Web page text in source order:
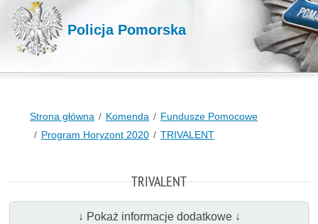
Policja Pomorska
Strona główna Komenda
Fundusze Pomocowe
Program Horyzont 2020
TRIVALENT
TRIVALENT
↓ Pokaż informacje dodatkowe ↓